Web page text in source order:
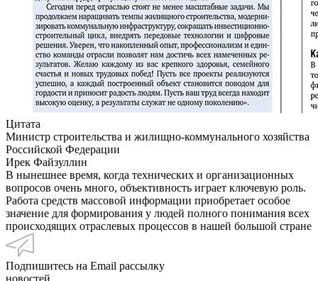
Цитата
Министр строительства и жилищно-коммунального хозяйства
Российской Федерации
Ирек Файзуллин
В нынешнее время, когда технических и организационных
вопросов очень много, объективность играет ключевую роль.
Работа средств массовой информации приобретает особое
значение для формирования у людей полного понимания всех
происходящих отраслевых процессов в нашей большой стране
Подпишитесь на Email рассылку